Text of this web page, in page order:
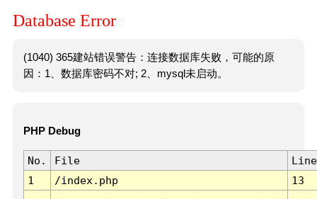
Database Error
(1040) 365建站错误警告：连接数据库失败，可能的原
因：1、数据库密码不对; 2、mysql未启动。
PHP Debug
No. File
Line
1
/index.php 13